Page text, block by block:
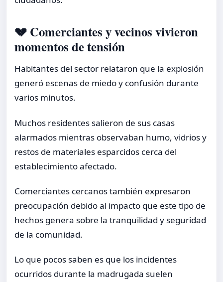
💔 Comerciantes y vecinos vivieron
momentos de tensión
Habitantes del sector relataron que la explosión
generó escenas de miedo y confusión durante
varios minutos.
Muchos residentes salieron de sus casas
alarmados mientras observaban humo, vidrios y
restos de materiales esparcidos cerca del
establecimiento afectado.
Comerciantes cercanos también expresaron
preocupación debido al impacto que este tipo de
hechos genera sobre la tranquilidad y seguridad
de la comunidad.
Lo que pocos saben es que los incidentes
ocurridos durante la madrugada suelen